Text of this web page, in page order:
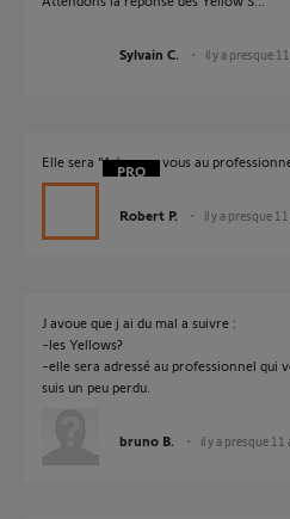
Sylvain C. il y a presque
Elle sera "Adressez vous au
Robert P. il y a presque
J avoue que j ai du mal a suivre :
-les Yellows?
-elle sera adressé au professionnel qui
suis un peu perdu.
bruno B. il y a presque 11